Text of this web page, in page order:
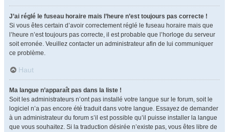
J’ai réglé le fuseau horaire mais l’heure n’est toujours pas correcte !
Si vous êtes certain d’avoir correctement réglé le fuseau horaire mais que
l’heure n’est toujours pas correcte, il est probable que l’horloge du serveur
soit erronée. Veuillez contacter un administrateur afin de lui communiquer
ce problème.
Haut
Ma langue n’apparaît pas dans la liste !
Soit les administrateurs n’ont pas installé votre langue sur le forum, soit le
logiciel n’a pas encore été traduit dans votre langue. Essayez de demander
à un administrateur du forum s’il est possible qu’il puisse installer la langue
que vous souhaitez. Si la traduction désirée n’existe pas, vous êtes libre de